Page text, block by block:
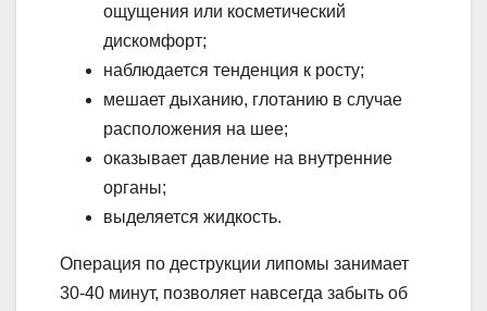
ощущения или косметический
дискомфорт;
наблюдается тенденция к росту;
мешает дыханию, глотанию в случае
расположения на шее;
оказывает давление на внутренние
органы;
выделяется жидкость.
Операция по деструкции липомы занимает
30-40 минут, позволяет навсегда забыть об